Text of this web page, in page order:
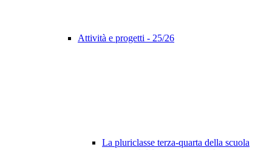
Attività e progetti - 25/26
La pluriclasse terza-quarta della scuola